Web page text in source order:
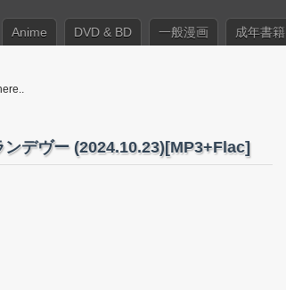
Anime DVD & BD 一般漫画 成年書籍
デヴー (2024.10.23)[MP3+Flac]